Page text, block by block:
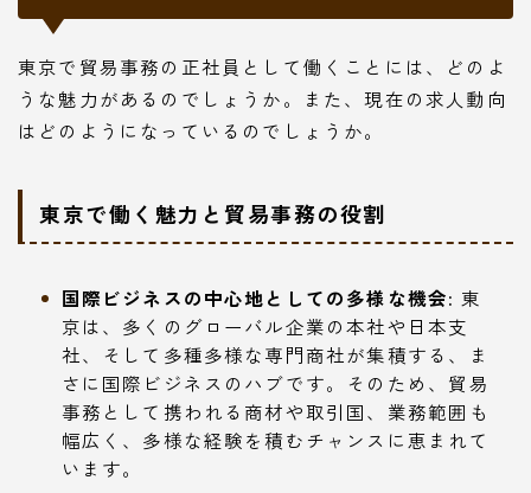
東京で貿易事務の正社員として働くことには、どのよ
うな魅力があるのでしょうか。また、現在の求人動向
はどのようになっているのでしょうか。
東京で働く魅力と貿易事務の役割
国際ビジネスの中心地としての多様な機会: 東
京は、多くのグローバル企業の本社や日本支
社、そして多種多様な専門商社が集積する、ま
さに国際ビジネスのハブです。そのため、貿易
事務として携われる商材や取引国、業務範囲も
幅広く、多様な経験を積むチャンスに恵まれて
います。